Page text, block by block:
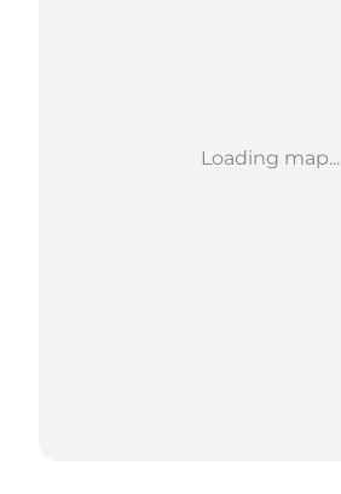
Loading map...